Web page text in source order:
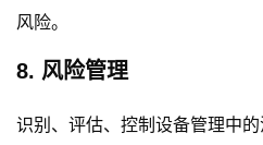
风险。
8. 风险管理
识别、评估、控制设备管理中的